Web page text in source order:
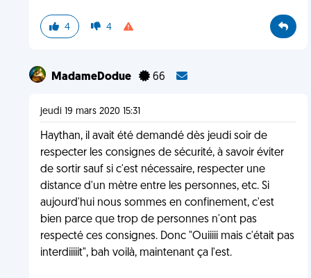
4 4
MadameDodue 66
jeudi 19 mars 2020 15:31
Haythan, il avait été demandé dès jeudi soir de
respecter les consignes de sécurité, à savoir éviter
de sortir sauf si c'est nécessaire, respecter une
distance d'un mètre entre les personnes, etc. Si
aujourd'hui nous sommes en confinement, c'est
bien parce que trop de personnes n'ont pas
respecté ces consignes. Donc "Ouiiiii mais c'était pas
interdiiiiit", bah voilà, maintenant ça l'est.